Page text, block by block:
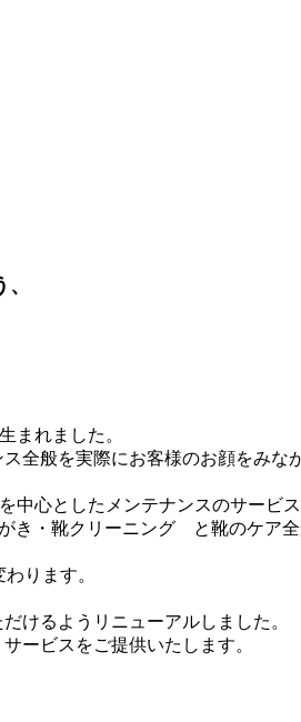
まれました。
全般を実際にお客様のお顔をみな
心としたメンテナンスのサービス
き・靴クリーニング と靴のケア
ります。
けるようリニューアルしました。
ービスをご提供いたします。